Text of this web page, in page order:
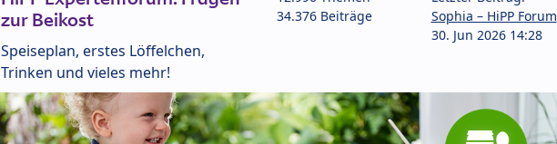
zur Beikost
Speiseplan, erstes Löffelchen,
Trinken und vieles mehr!
34.376 Beiträge
Sophia – HiPP Forum
30. Jun 2026 14:28